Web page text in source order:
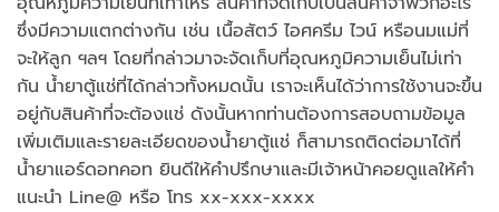
ซึ่งมีความแตกต่างกัน เช่น เนื้อสัตว์ ไอศครีม ไวน์ หรือนมแม่ที่
จะให้ลูก ฯลฯ โดยที่กล่าวมาจะจัดเก็บที่อุณหภูมิความเย็นไม่เท่า
กัน น้ำยาตู้แช่ที่ได้กล่าวทั้งหมดนั้น เราจะเห็นได้ว่าการใช้งานจะขึ้น
อยู่กับสินค้าที่จะต้องแช่ ดังนั้นหากท่านต้องการสอบถามข้อมูล
เพิ่มเติมและรายละเอียดของน้ำยาตู้แช่ ก็สามารถติดต่อมาได้ที่
น้ำยาแอร์ดอทคอท ยินดีให้คำปรึกษาและมีเจ้าหน้าคอยดูแลให้คำ
แนะนำ Line@ หรือ โทร xx-xxx-xxxx